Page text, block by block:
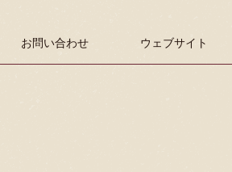
お問い合わせ ウェブサイト